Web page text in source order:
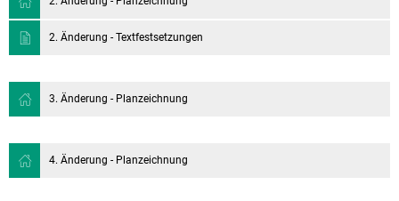
2. Änderung - Textfestsetzungen
3. Änderung - Planzeichnung
4. Änderung - Planzeichnung